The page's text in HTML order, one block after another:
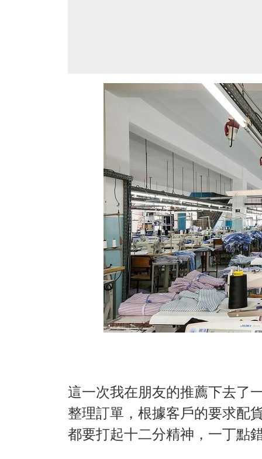
這一次我在朋友的推薦下去了
整理訂單，根據客戶的要求配
都要打起十二分精神，一丁點